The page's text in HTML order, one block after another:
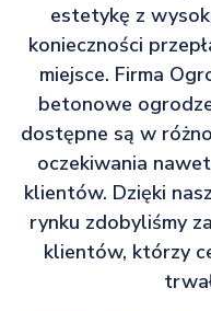
estetykę z
konieczności
miejsce. Firma
betonowe
dostępne są w
oczekiwania
klientów. Dzięki
rynku zdobyliśmy
klientów, którzy